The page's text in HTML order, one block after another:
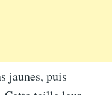
jaunes, puis